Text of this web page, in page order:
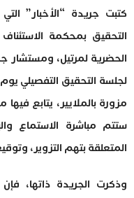
كتبت جريدة “الأخبار”
التحقيق بمحكمة
الحضرية لمرتيل،
مزورة بالملايير، يتابع
ستتم مباشرة الاستماع
المتعلقة بتهم التزوير،
وذكرت الجريدة ذاتها،